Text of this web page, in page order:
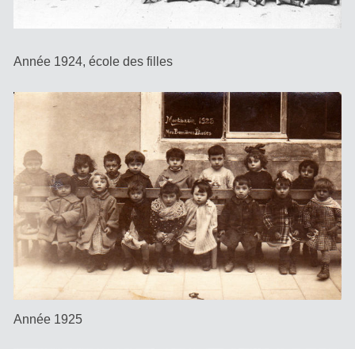
Année 1924, école des filles
Année 1925